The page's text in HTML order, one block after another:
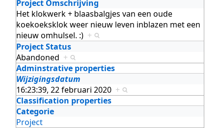
Project Omschrijving
Het klokwerk + blaasbalgjes van een oude
koekoeksklok weer nieuw leven inblazen met een
nieuw omhulsel. :) +
Project Status
Abandoned +
Adminstrative properties
Wijzigingsdatum
16:23:39, 22 februari 2020 +
Classification properties
Categorie
Project